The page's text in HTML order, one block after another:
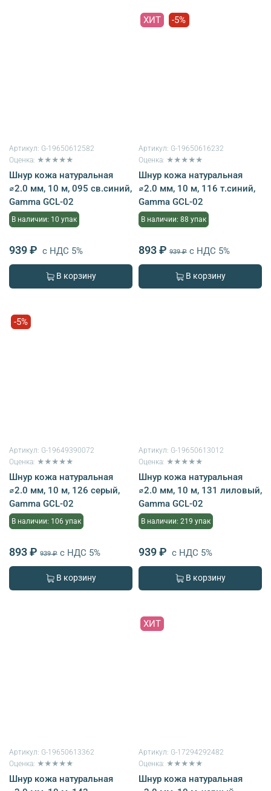
Артикул: G-19650612582
Оценка: ★★★★★
Шнур кожа натуральная
⌀2.0 мм, 10 м, 095 св.синий,
Gamma GCL-02
В наличии: 10 упак
939 ₽ с НДС 5%
В корзину
ХИТ -5%
Артикул: G-19650616232
Оценка: ★★★★★
Шнур кожа натуральная
⌀2.0 мм, 10 м, 116 т.синий,
Gamma GCL-02
В наличии: 88 упак
893 ₽ 939 ₽ с НДС 5%
В корзину
-5%
Артикул: G-19649390072
Оценка: ★★★★★
Шнур кожа натуральная
⌀2.0 мм, 10 м, 126 серый,
Gamma GCL-02
В наличии: 106 упак
893 ₽ 939 ₽ с НДС 5%
В корзину
Артикул: G-19650613012
Оценка: ★★★★★
Шнур кожа натуральная
⌀2.0 мм, 10 м, 131 лиловый,
Gamma GCL-02
В наличии: 219 упак
939 ₽ с НДС 5%
В корзину
Артикул: G-19650613362
Оценка: ★★★★★
Шнур кожа натуральная
ХИТ
Артикул: G-17294292482
Оценка: ★★★★★
Шнур кожа натуральная